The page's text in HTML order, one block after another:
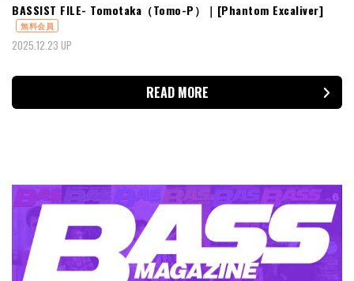
BASSIST FILE- Tomotaka（Tomo-P）｜[Phantom Excaliver]
無料会員
2025.12.23 UP
READ MORE